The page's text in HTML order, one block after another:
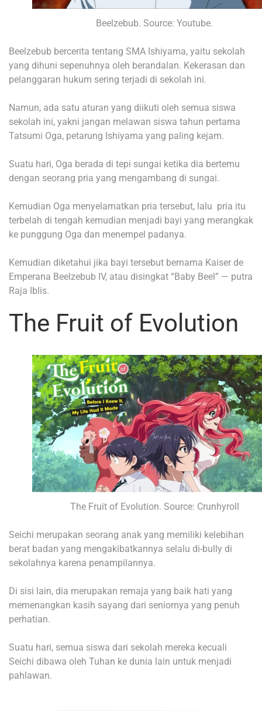
Beelzebub. Source: Youtube.
Beelzebub bercerita tentang SMA Ishiyama, yaitu sekolah
yang dihuni sepenuhnya oleh berandalan. Kekerasan dan
pelanggaran hukum sering terjadi di sekolah ini.
Namun, ada satu aturan yang diikuti oleh semua siswa
sekolah ini, yakni jangan melawan siswa tahun pertama
Tatsumi Oga, petarung Ishiyama yang paling kejam.
Suatu hari, Oga berada di tepi sungai ketika dia bertemu
dengan seorang pria yang mengambang di sungai.
Kemudian Oga menyelamatkan pria tersebut, lalu pria itu
terbelah di tengah kemudian menjadi bayi yang merangkak
ke punggung Oga dan menempel padanya.
Kemudian diketahui jika bayi tersebut bernama Kaiser de
Emperana Beelzebub IV, atau disingkat “Baby Beel” — putra
Raja Iblis.
The Fruit of Evolution
The Fruit of Evolution. Source: Crunhyroll
Seichi merupakan seorang anak yang memiliki kelebihan
berat badan yang mengakibatkannya selalu di-bully di
sekolahnya karena penampilannya.
Di sisi lain, dia merupakan remaja yang baik hati yang
memenangkan kasih sayang dari seniornya yang penuh
perhatian.
Suatu hari, semua siswa dari sekolah mereka kecuali
Seichi dibawa oleh Tuhan ke dunia lain untuk menjadi
pahlawan.